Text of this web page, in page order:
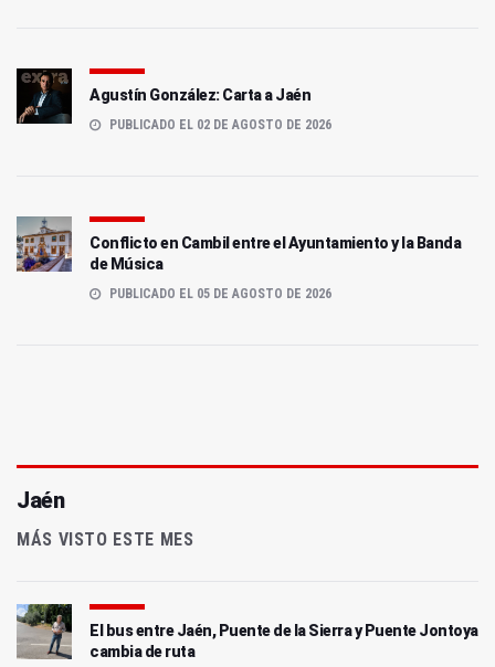
Agustín González: Carta a Jaén
PUBLICADO EL 02 DE AGOSTO DE 2026
Conflicto en Cambil entre el Ayuntamiento y la Banda
de Música
PUBLICADO EL 05 DE AGOSTO DE 2026
Jaén
MÁS VISTO ESTE MES
El bus entre Jaén, Puente de la Sierra y Puente Jontoya
cambia de ruta